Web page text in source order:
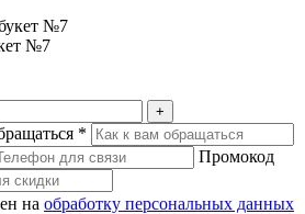
№7
+
*
Промокод
на обработку персональных данных